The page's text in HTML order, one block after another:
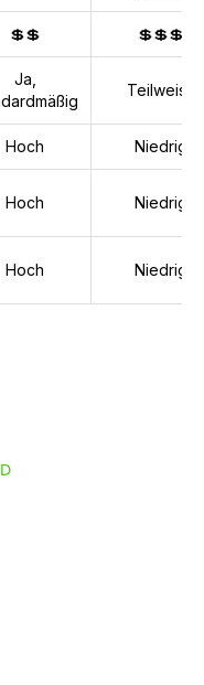
💲💲 💲💲💲
Ja,
Teilweise
Hoch Niedrig
Hoch Niedrig
Hoch Niedrig